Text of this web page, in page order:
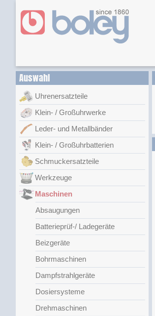
Auswahl
Uhrenersatzteile
Klein- / Großuhrwerke
Leder- und Metallbänder
Klein- / Großuhrbatterien
Schmuckersatzteile
Werkzeuge
Maschinen
Absaugungen
Batterieprüf-/ Ladegeräte
Beizgeräte
Bohrmaschinen
Dampfstrahlgeräte
Dosiersysteme
Drehmaschinen